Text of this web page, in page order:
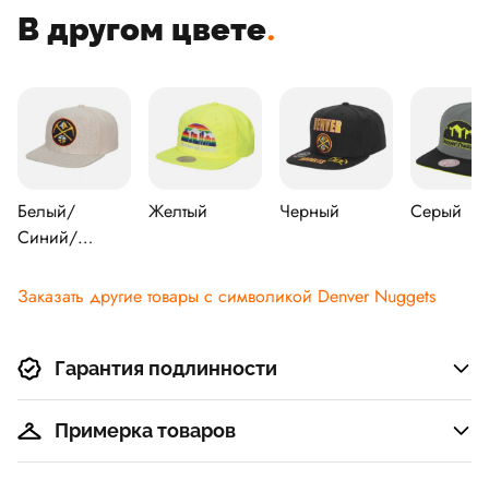
В другом цвете.
Белый/
Синий/
Желтый Черный Серый
Заказать другие товары с символикой Denver Nuggets
Гарантия подлинности
Примерка товаров